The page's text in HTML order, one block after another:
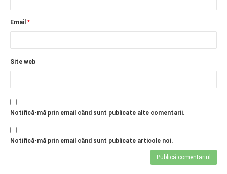
PRIETENI DIN BREASLA
Filme-Carti.ro
Email *
Site web
Notifică-mă prin email când sunt publicate alte comentarii.
Notifică-mă prin email când sunt publicate articole noi.